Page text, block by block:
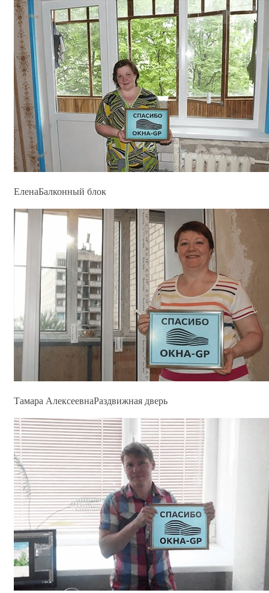
ЕленаБалконный блок
Тамара АлексеевнаРаздвижная дверь